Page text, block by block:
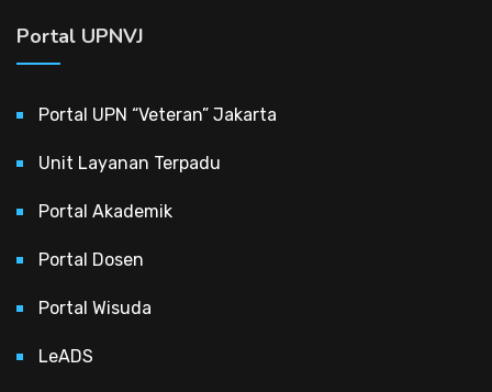
Portal UPNVJ
Portal UPN “Veteran” Jakarta
Unit Layanan Terpadu
Portal Akademik
Portal Dosen
Portal Wisuda
LeADS